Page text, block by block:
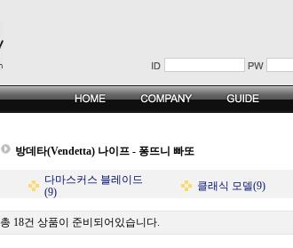
방데타(Vendetta) 나이프 - 퐁뜨니 빠또
다마스커스 블레이드
(9)
클래식 모델(9)
총 18건 상품이 준비되어있습니다.